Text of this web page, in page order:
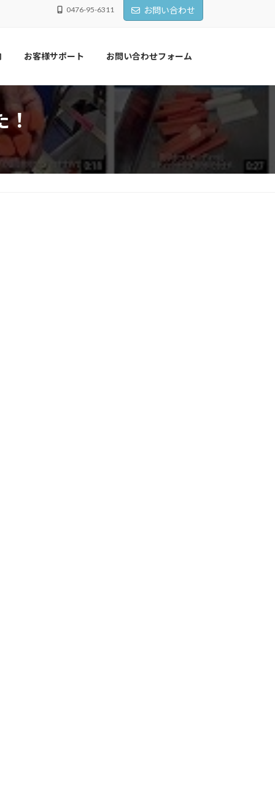
0476-95-6311 お問い合わせ
お客様サポート お問い合わせフォーム
！